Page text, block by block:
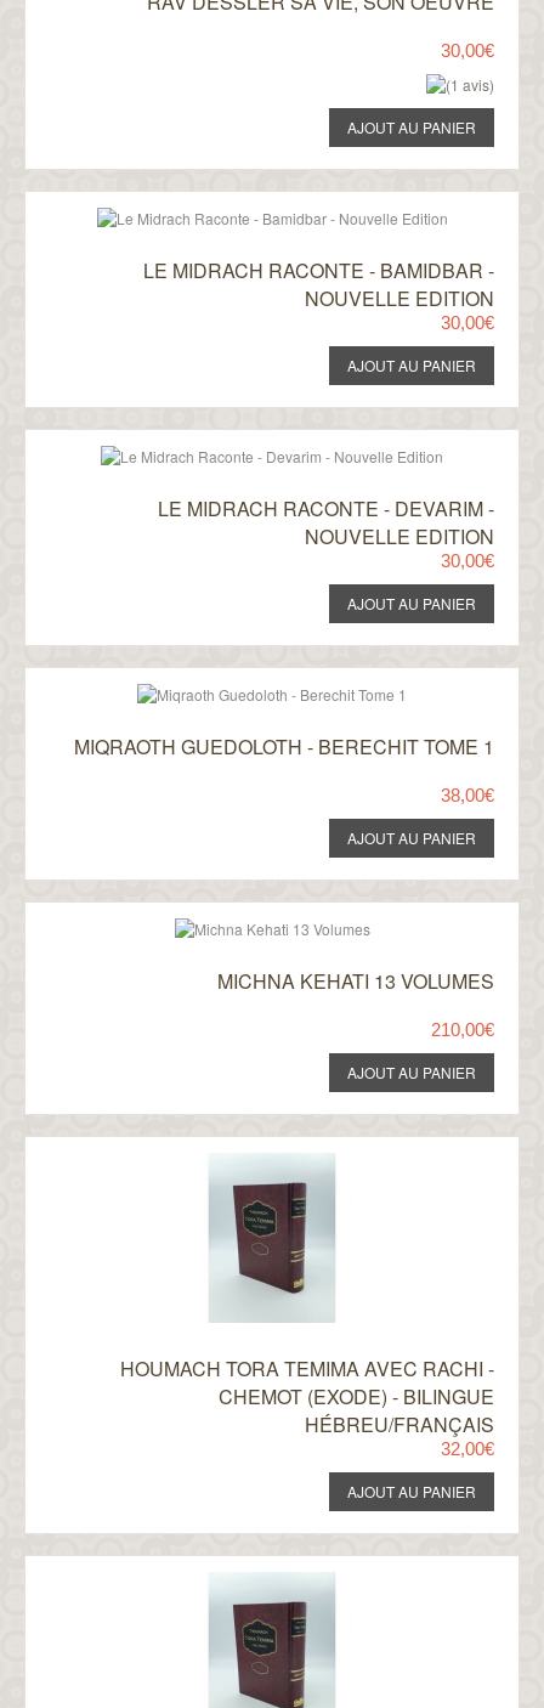
30,00€
LE MIDRACH RACONTE - BAMIDBAR -
NOUVELLE EDITION
30,00€
LE MIDRACH RACONTE - DEVARIM -
NOUVELLE EDITION
30,00€
MIQRAOTH GUEDOLOTH - BERECHIT TOME 1
38,00€
MICHNA KEHATI 13 VOLUMES
210,00€
HOUMACH TORA TEMIMA AVEC RACHI -
CHEMOT (EXODE) - BILINGUE
HÉBREU/FRANÇAIS
32,00€